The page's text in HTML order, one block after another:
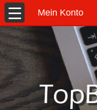
Mein Konto